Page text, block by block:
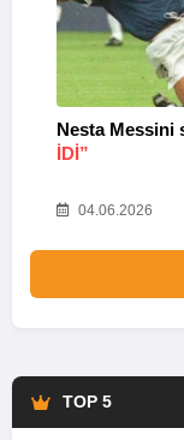
Nesta Messini
IDI”
04.06.2026
TOP 5